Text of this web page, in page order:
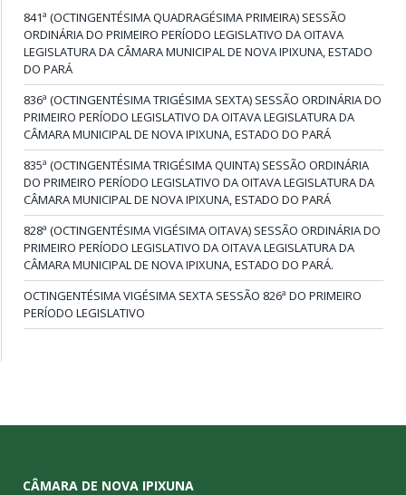
841ª (OCTINGENTÉSIMA QUADRAGÉSIMA PRIMEIRA) SESSÃO
ORDINÁRIA DO PRIMEIRO PERÍODO LEGISLATIVO DA OITAVA
LEGISLATURA DA CÂMARA MUNICIPAL DE NOVA IPIXUNA, ESTADO
DO PARÁ
836ª (OCTINGENTÉSIMA TRIGÉSIMA SEXTA) SESSÃO ORDINÁRIA DO
PRIMEIRO PERÍODO LEGISLATIVO DA OITAVA LEGISLATURA DA
CÂMARA MUNICIPAL DE NOVA IPIXUNA, ESTADO DO PARÁ
835ª (OCTINGENTÉSIMA TRIGÉSIMA QUINTA) SESSÃO ORDINÁRIA
DO PRIMEIRO PERÍODO LEGISLATIVO DA OITAVA LEGISLATURA DA
CÂMARA MUNICIPAL DE NOVA IPIXUNA, ESTADO DO PARÁ
828ª (OCTINGENTÉSIMA VIGÉSIMA OITAVA) SESSÃO ORDINÁRIA DO
PRIMEIRO PERÍODO LEGISLATIVO DA OITAVA LEGISLATURA DA
CÂMARA MUNICIPAL DE NOVA IPIXUNA, ESTADO DO PARÁ.
OCTINGENTÉSIMA VIGÉSIMA SEXTA SESSÃO 826ª DO PRIMEIRO
PERÍODO LEGISLATIVO
CÂMARA DE NOVA IPIXUNA